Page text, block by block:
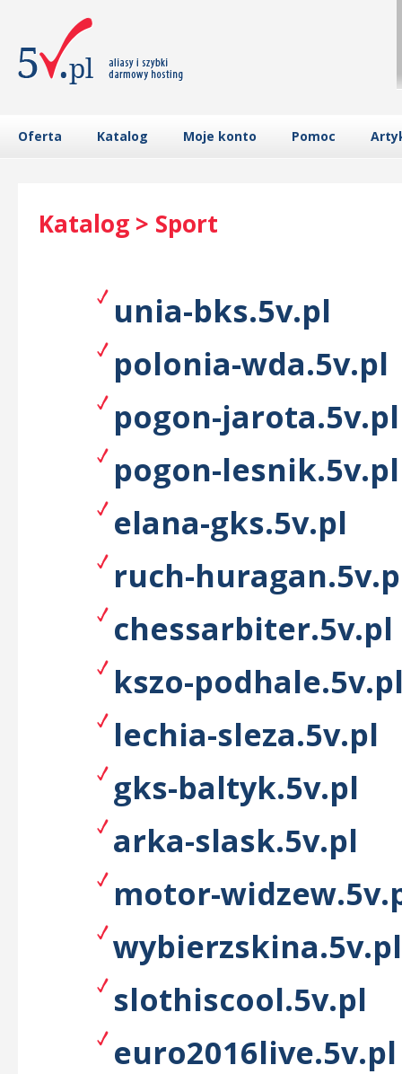
Oferta Katalog Moje konto Pomoc
Katalog > Sport
unia-bks.5v.pl
polonia-wda.5v.pl
pogon-jarota.5v.pl
pogon-lesnik.5v.pl
elana-gks.5v.pl
ruch-
chessarbiter.5v.pl
kszo-
lechia-sleza.5v.pl
gks-baltyk.5v.pl
arka-slask.5v.pl
motor-
wybierzskina.5v.pl
slothiscool.5v.pl
euro2016live.5v.pl